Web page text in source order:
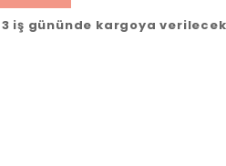
3 iş gününde kargoya